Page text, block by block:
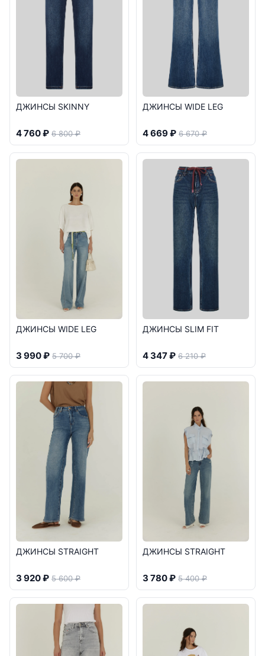
ДЖИНСЫ SKINNY
4 760 ₽ 6 800 ₽
ДЖИНСЫ WIDE LEG
4 669 ₽ 6 670 ₽
ДЖИНСЫ WIDE LEG
3 990 ₽ 5 700 ₽
ДЖИНСЫ SLIM FIT
4 347 ₽ 6 210 ₽
ДЖИНСЫ STRAIGHT
3 920 ₽ 5 600 ₽
ДЖИНСЫ STRAIGHT
3 780 ₽ 5 400 ₽